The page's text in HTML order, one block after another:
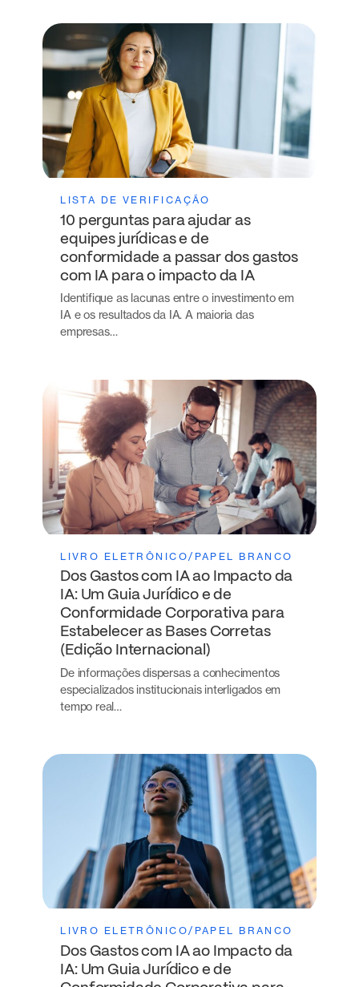
LISTA DE VERIFICAÇÃO
10 perguntas para ajudar as
equipes jurídicas e de
conformidade a passar dos gastos
com IA para o impacto da IA
Identifique as lacunas entre o investimento em
IA e os resultados da IA. A maioria das
empresas…
LIVRO ELETRÔNICO/PAPEL BRANCO
Dos Gastos com IA ao Impacto da
IA: Um Guia Jurídico e de
Conformidade Corporativa para
Estabelecer as Bases Corretas
(Edição Internacional)
De informações dispersas a conhecimentos
especializados institucionais interligados em
tempo real…
LIVRO ELETRÔNICO/PAPEL BRANCO
Dos Gastos com IA ao Impacto da
IA: Um Guia Jurídico e de